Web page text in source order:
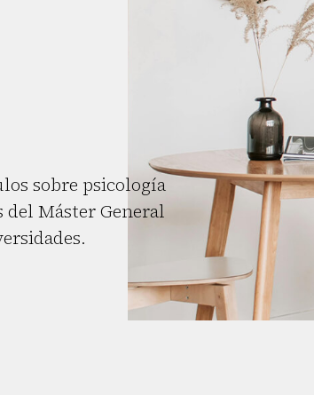
sobre psicología
Máster General